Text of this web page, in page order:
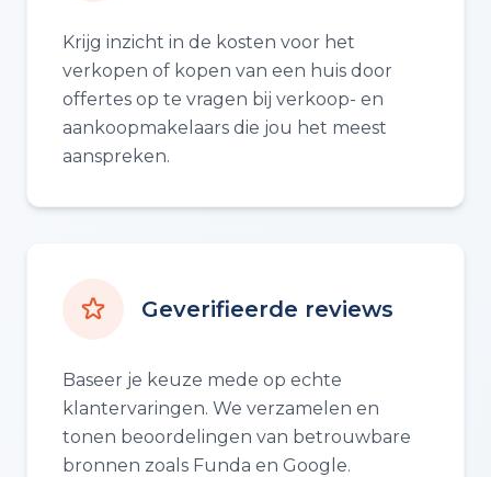
Krijg inzicht in de kosten voor het
verkopen of kopen van een huis door
offertes op te vragen bij verkoop- en
aankoopmakelaars die jou het meest
aanspreken.
Geverifieerde reviews
Baseer je keuze mede op echte
klantervaringen. We verzamelen en
tonen beoordelingen van betrouwbare
bronnen zoals Funda en Google.